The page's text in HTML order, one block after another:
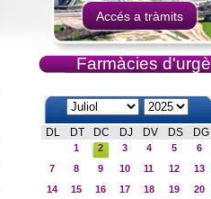
Accés a tràmits
Farmàcies
DL DT DC DJ DV DS DG
1 2 3 4 5
6
7
8 9 10 11 12
13
14
15 16 17 18 19
20